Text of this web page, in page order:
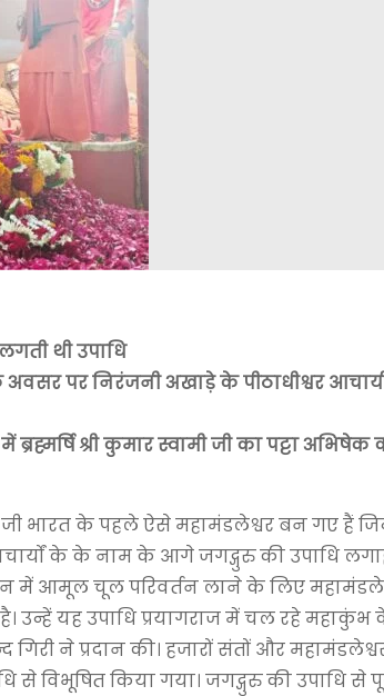
थी उपाधि
पर निरंजनी अखाड़े के पीठाधीश्वर
श्री कुमार स्वामी जी का पट्टा
जी भारत के पहले ऐसे महामंडलेश्वर बन गए हैं
के के नाम के आगे जगद्गुरु की उपाधि
चूल परिवर्तन लाने के लिए महामंडलेश्वर
है। उन्हें यह उपाधि प्रयागराज में चल रहे
ने प्रदान की। हजारों संतों और
विभूषित किया गया। जगद्गुरु की उपाधि से